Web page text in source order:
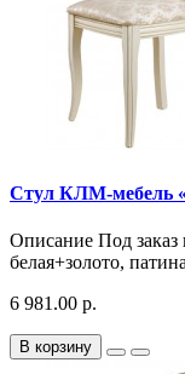
Стул КЛМ-мебель
Описание Под
белая+золото,
6 981.00 р.
В корзину